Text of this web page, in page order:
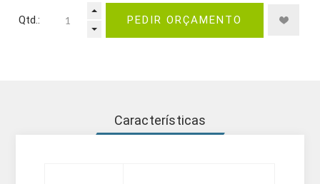
Qtd.: PEDIR ORÇAMENTO
Características